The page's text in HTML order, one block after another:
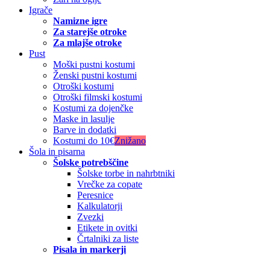
Igrače
Namizne igre
Za starejše otroke
Za mlajše otroke
Pust
Moški pustni kostumi
Ženski pustni kostumi
Otroški kostumi
Otroški filmski kostumi
Kostumi za dojenčke
Maske in lasulje
Barve in dodatki
Kostumi do 10€Znižano
Šola in pisarna
Šolske potrebščine
Šolske torbe in nahrbtniki
Vrečke za copate
Peresnice
Kalkulatorji
Zvezki
Etikete in ovitki
Črtalniki za liste
Pisala in markerji